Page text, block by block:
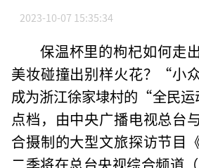
2023-10-07 15:35:34
保温杯里的枸杞如何
美妆碰撞出别样火花？“小
成为浙江徐家埭村的“全民
点档，由中央广播电视总台
合摄制的大型文旅探访节目
二季将在总台央视综合频道